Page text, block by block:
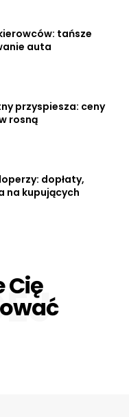
tańsze
auta
przyspiesza: ceny
rosną
dopłaty,
na kupujących
Cię